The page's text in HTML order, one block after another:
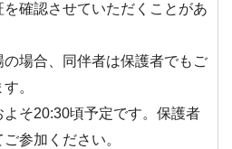
確認させていただくことがあ
場合、同伴者は保護者でもご
。
そ20:30頃予定です。保護者
参加ください。